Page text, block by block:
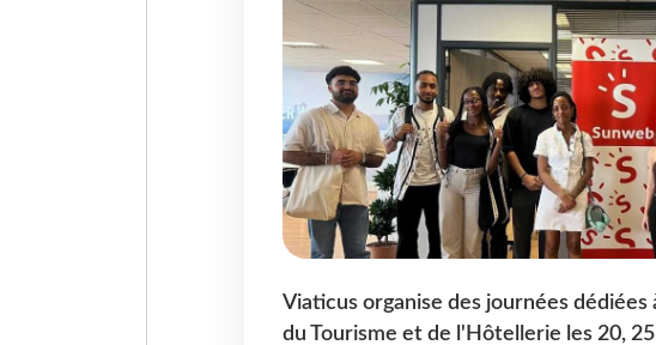
Viaticus organise des journées
du Tourisme et de l'Hôtellerie les 20,